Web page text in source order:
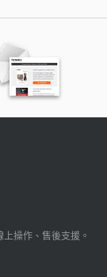
操作、售後支援。